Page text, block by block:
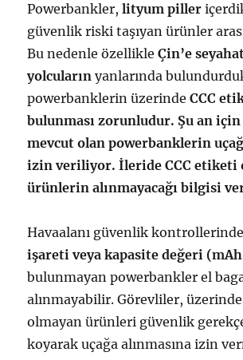
Powerbankler,lityum piller
güvenlik riski taşıyan ürünler
Bu nedenle özellikleÇin’e
yolcuların yanlarında
powerbanklerin üzerindeCCC
bulunması zorunludur. Şu an
mevcut olan powerbanklerin
izin veriliyor. İleride CCC etiketi
ürünlerin alınmayacağı bilgisi
Havaalanı güvenlik
işareti veya kapasite değeri
bulunmayan powerbankler el
alınmayabilir.Görevliler,
olmayan ürünleri güvenlik
koyarak uçağa alınmasına izin